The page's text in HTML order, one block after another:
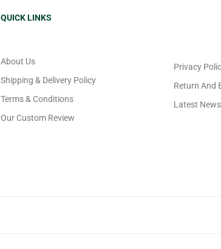
QUICK LINKS
About Us
Shipping & Delivery Policy
Terms & Conditions
Our Custom Review
Privacy
Return And
Latest News